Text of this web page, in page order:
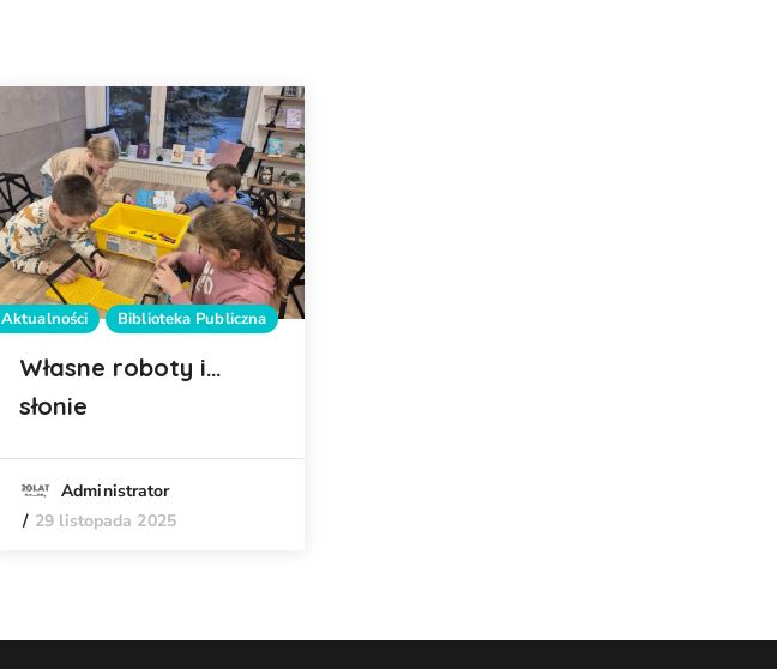
Aktualności Biblioteka Publiczna
Własne roboty i…
słonie
Administrator
29 listopada 2025